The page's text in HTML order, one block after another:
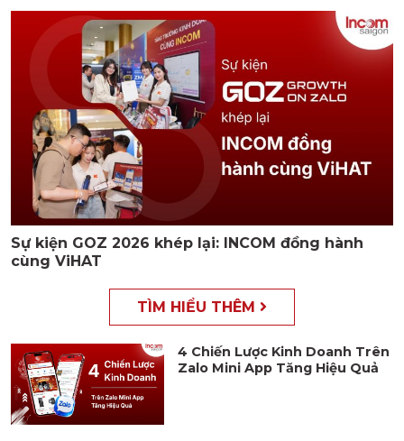
Sự kiện GOZ 2026 khép lại: INCOM đồng hành
cùng ViHAT
TÌM HIỂU THÊM
4 Chiến Lược Kinh Doanh Trên
Zalo Mini App Tăng Hiệu Quả